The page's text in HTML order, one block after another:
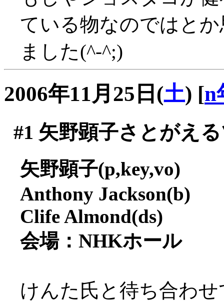
ている物なのではと
ました(^-^;)
2006年11月25日(土) [n
#1 矢野顕子さとがえ
矢野顕子(p,key,vo)
Anthony Jackson(b)
Clife Almond(ds)
会場：NHKホール
けんた氏と待ち合わ